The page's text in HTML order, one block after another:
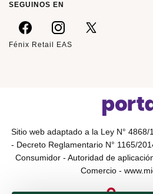
SEGUINOS EN
Fénix Retail EAS
Sitio web adaptado a la Ley N°
- Decreto Reglamentario N° 1165/
Consumidor - Autoridad de
Comercio -